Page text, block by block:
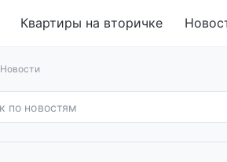
Квартиры на вторичке
Новости